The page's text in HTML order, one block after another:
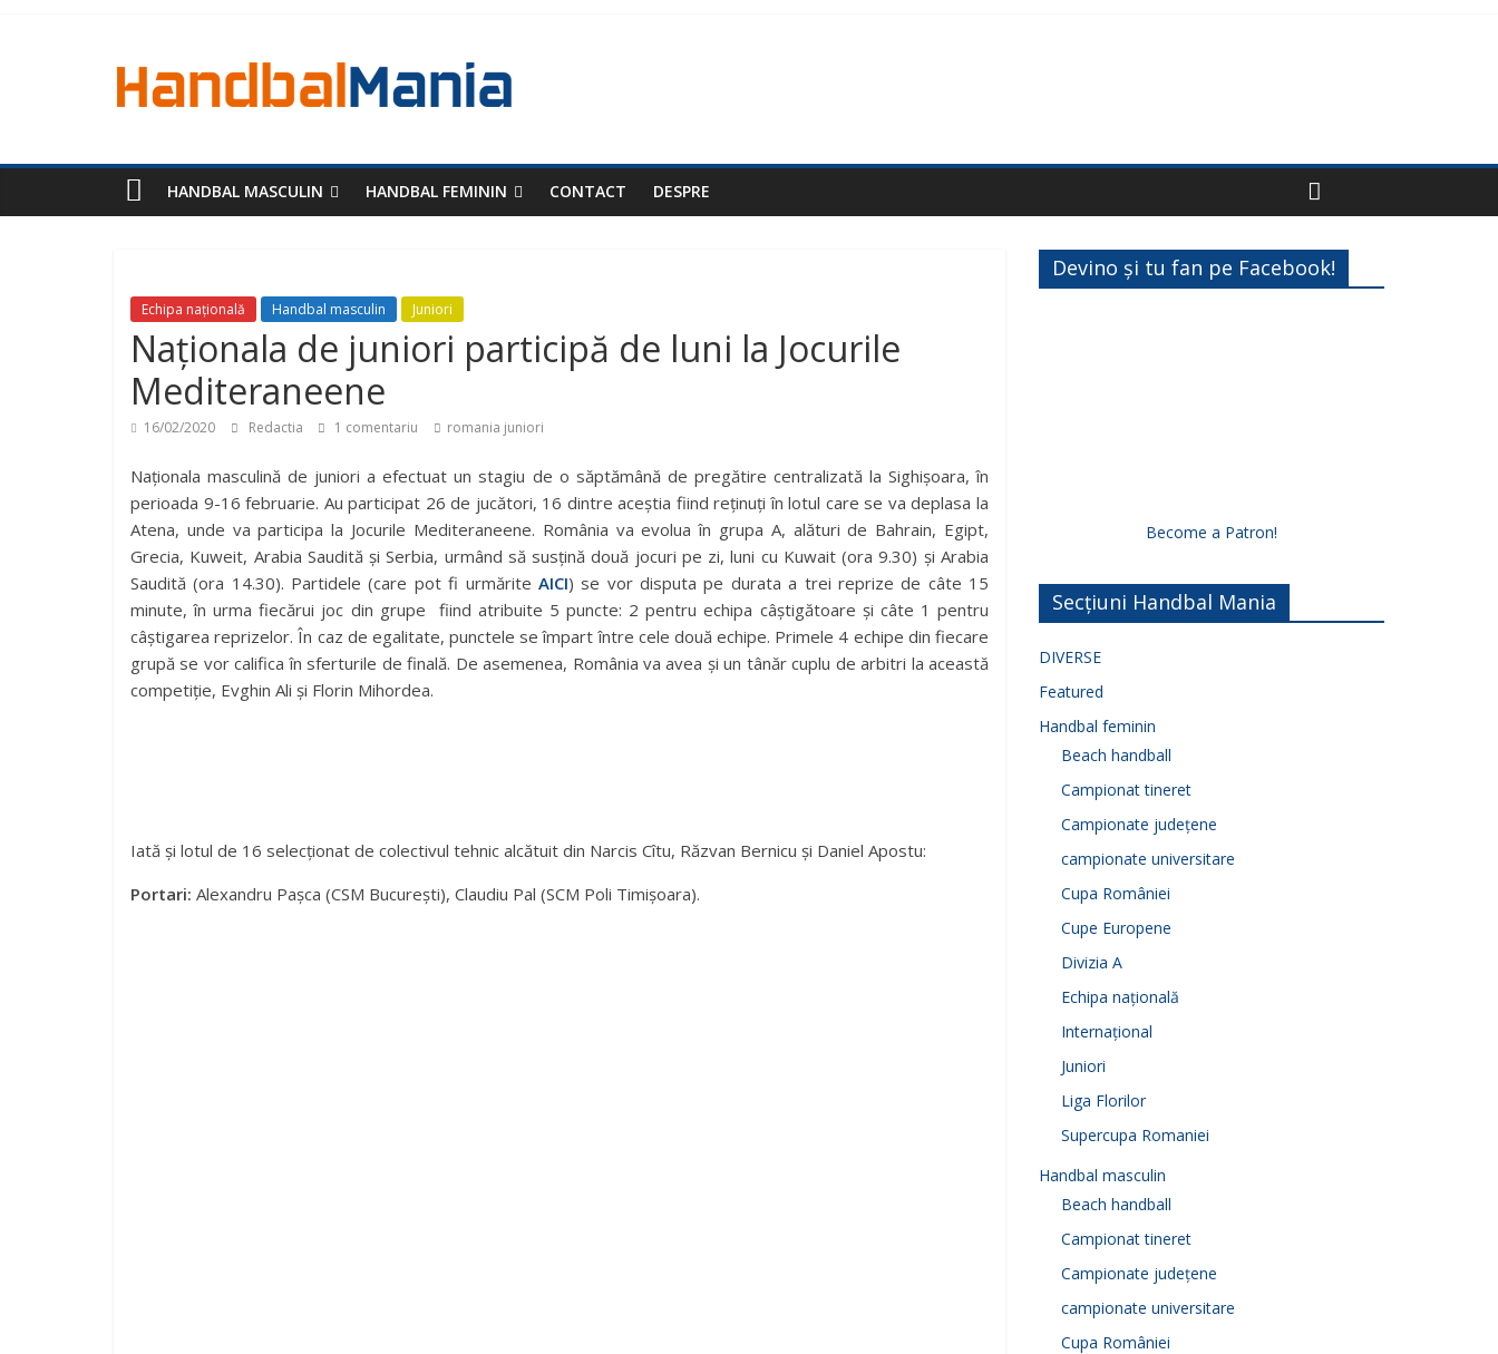
HANDBAL MASCULIN HANDBAL FEMININ CONTACT DESPRE
Echipa națională Handbal masculin Juniori
Naționala de juniori participă de luni la Jocurile
Mediteraneene
16/02/2020 Redactia 1 comentariu romania juniori
Naționala masculină de juniori a efectuat un stagiu de o săptămână de pregătire centralizată la Sighișoara, în
perioada 9-16 februarie. Au participat 26 de jucători, 16 dintre aceștia fiind reținuți în lotul care se va deplasa la
Atena, unde va participa la Jocurile Mediteraneene. România va evolua în grupa A, alături de Bahrain, Egipt,
Grecia, Kuweit, Arabia Saudită și Serbia, urmând să susțină două jocuri pe zi, luni cu Kuwait (ora 9.30) și Arabia
Saudită (ora 14.30). Partidele (care pot fi urmărite AICI) se vor disputa pe durata a trei reprize de câte 15
minute, în urma fiecărui joc din grupe fiind atribuite 5 puncte: 2 pentru echipa câștigătoare și câte 1 pentru
câștigarea reprizelor. În caz de egalitate, punctele se împart între cele două echipe. Primele 4 echipe din fiecare
grupă se vor califica în sferturile de finală. De asemenea, România va avea și un tânăr cuplu de arbitri la această
competiție, Evghin Ali și Florin Mihordea.
Iată și lotul de 16 selecționat de colectivul tehnic alcătuit din Narcis Cîtu, Răzvan Bernicu și Daniel Apostu:
Portari: Alexandru Pașca (CSM București), Claudiu Pal (SCM Poli Timișoara).
Devino și tu fan pe Facebook!
Become a Patron!
Secțiuni Handbal Mania
DIVERSE
Featured
Handbal feminin
Beach handball
Campionat tineret
Campionate județene
campionate universitare
Cupa României
Cupe Europene
Divizia A
Echipa națională
Internațional
Juniori
Liga Florilor
Supercupa Romaniei
Handbal masculin
Beach handball
Campionat tineret
Campionate județene
campionate universitare
Cupa României